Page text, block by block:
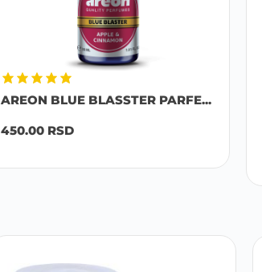
AREON BLUE BLASSTER PARFE...
450.00 RSD